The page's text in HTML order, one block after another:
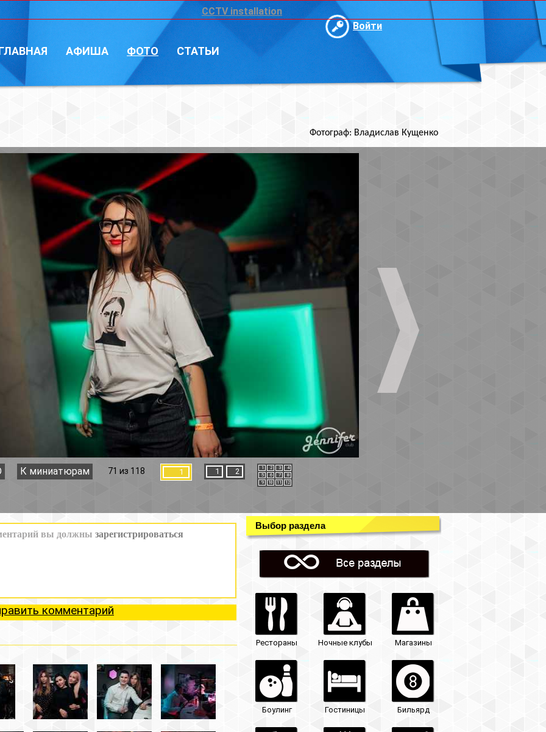
CCTV installation
Войти
ФОТО СТАТЬИ
Фотограф: Владислав Кущенко
71 из 118 1 1 2 2 3
4
8
Выбор раздела
Рестораны Ночные клубы Магазины
Боулинг Бильярд